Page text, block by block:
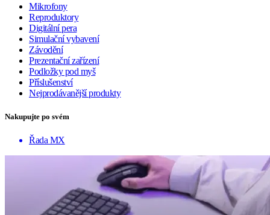
Mikrofony
Reproduktory
Digitální pera
Simulační vybavení
Závodění
Prezentační zařízení
Podložky pod myš
Příslušenství
Nejprodávanější produkty
Nakupujte po svém
Řada MX